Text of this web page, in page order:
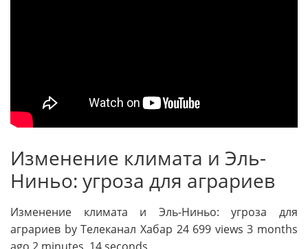
Изменение климата и Эль-
Ниньо: угроза для аграриев
Изменение климата и Эль-Ниньо: угроза для
аграриев by Телеканал Хабар 24 699 views 3 months